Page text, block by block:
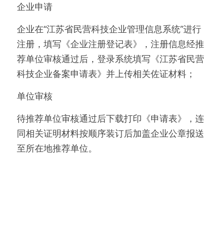
企业申请
企业在“江苏省民营科技企业管理信息系统”进行
注册，填写《企业注册登记表》，注册信息经推
荐单位审核通过后，登录系统填写《江苏省民营
科技企业备案申请表》并上传相关佐证材料；
单位审核
待推荐单位审核通过后下载打印《申请表》，连
同相关证明材料按顺序装订后加盖企业公章报送
至所在地推荐单位。